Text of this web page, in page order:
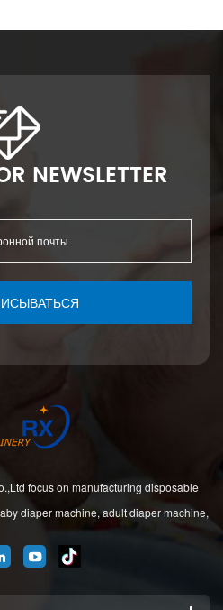
NEWSLETTER
focus on manufacturing disposable
diaper machine, adult diaper machine,
And our company